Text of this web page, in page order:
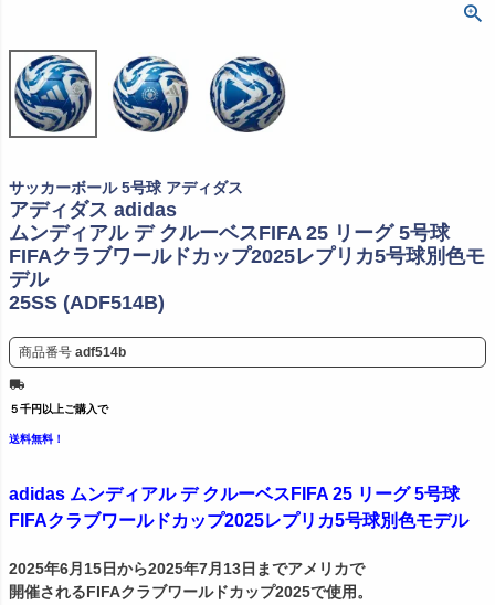
サッカーボール 5号球 アディダス
アディダス adidas
ムンディアル デ クルーベスFIFA 25 リーグ 5号球
FIFAクラブワールドカップ2025レプリカ5号球別色モ
デル
25SS (ADF514B)
商品番号 adf514b
５千円以上ご購入で
送料無料！
adidas ムンディアル デ クルーベスFIFA 25 リーグ 5号球
FIFAクラブワールドカップ2025レプリカ5号球別色モデル
2025年6月15日から2025年7月13日までアメリカで
開催されるFIFAクラブワールドカップ2025で使用。